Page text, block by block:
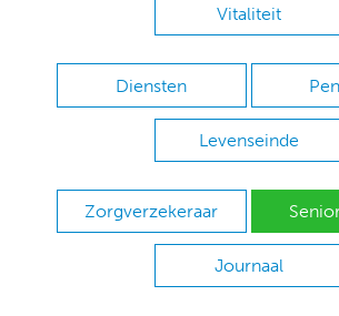
Vitaliteit
Diensten
Levenseinde
Zorgverzekeraar
Journaal